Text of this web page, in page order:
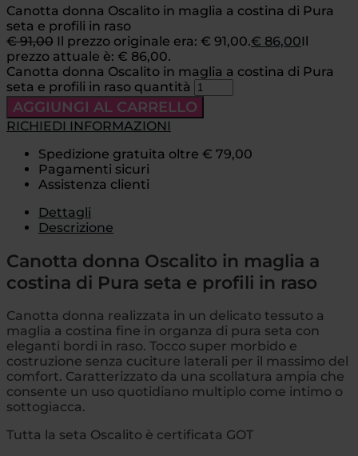
Canotta donna Oscalito in maglia a costina di Pura
seta e profili in raso
€91,00 Il prezzo originale era: € 91,00.€ 86,00Il
prezzo attuale è: € 86,00.
Canotta donna Oscalito in maglia a costina di Pura
seta e profili in raso quantità
AGGIUNGI AL CARRELLO
RICHIEDI INFORMAZIONI
Spedizione gratuita oltre € 79,00
Pagamenti sicuri
Assistenza clienti
Dettagli
Descrizione
Canotta donna Oscalito in maglia a
costina di Pura seta e profili in raso
Canotta donna realizzata in un delicato tessuto a
maglia a costina fine in organza di pura seta con
eleganti bordi in raso. Tocco super morbido e
costruzione senza cuciture laterali per il massimo del
comfort. Caratterizzato da una scollatura ampia che
consente un uso quotidiano multiplo come intimo o
sottogiacca.
Tutta la seta Oscalito è certificata GOT